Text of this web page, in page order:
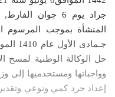
ا
ل
ك
ت
ر
و
جراد يوم 6 جوان
حل الوكالة الوطنية لمسح
وواجباتها ومستخدميها إلى
إعداد جرد كمي ونوعي